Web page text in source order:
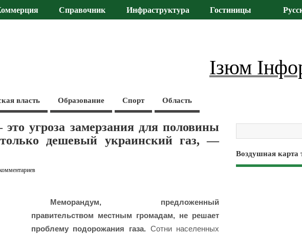
Справочник Инфраструктура Гостиницы
Ізюм
власть Образование Спорт Область
угроза замерзания для половины
дешевый украинский газ, —
Меморандум, предложенный
правительством местным громадам, не решает
проблему подорожания газа. Сотни населенных
Воздушная карта